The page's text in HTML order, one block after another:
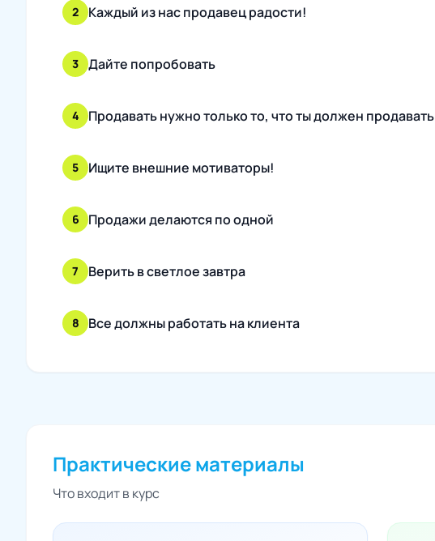
2 Каждый из нас продавец радости!
3 Дайте попробовать
4 Продавать нужно только то, что ты должен продавать
5 Ищите внешние мотиваторы!
6 Продажи делаются по одной
7 Верить в светлое завтра
8 Все должны работать на клиента
Практические материалы
Что входит в курс